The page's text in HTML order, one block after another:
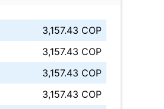
3,157.43 COP
3,157.43 COP
3,157.43 COP
3,157.43 COP